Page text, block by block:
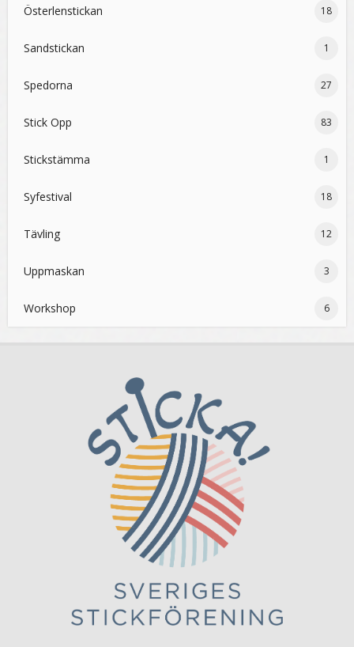
Österlenstickan 18
Sandstickan 1
Spedorna 27
Stick Opp 83
Stickstämma 1
Syfestival 18
Tävling 12
Uppmaskan 3
Workshop 6